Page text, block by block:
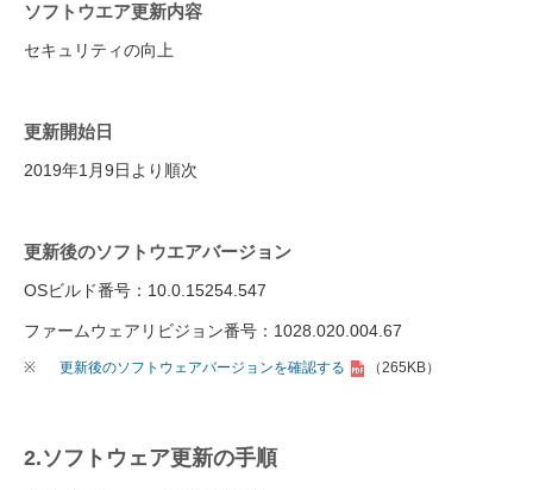
ソフトウエア更新内容
セキュリティの向上
更新開始日
2019年1月9日より順次
更新後のソフトウエアバージョン
OSビルド番号：10.0.15254.547
ファームウェアリビジョン番号：1028.020.004.67
※ 更新後のソフトウェアバージョンを確認する （265KB）
2.ソフトウェア更新の手順